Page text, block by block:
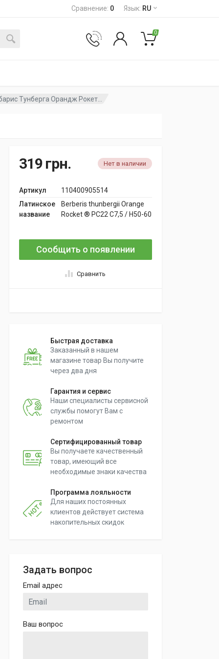
Сравнение: 0 Язык: RU
0
Тунберга Орандж Рокет...
319 грн. Нет в наличии
Артикул
110400905514
Латинское
название
Berberis thunbergii Orange
Rocket ® PC22 C7,5 / H50-60
Сообщить о появлении
Сравнить
Быстрая доставка
Заказанный в нашем
магазине товар Вы получите
через два дня
Гарантия и сервис
Наши специалисты сервисной
службы помогут Вам с
ремонтом
Сертифицированный товар
Вы получаете качественный
товар, имеющий все
необходимые знаки качества
Программа лояльности
Для наших постоянных
клиентов действует система
накопительных скидок
Задать вопрос
Email адрес
Ваш вопрос